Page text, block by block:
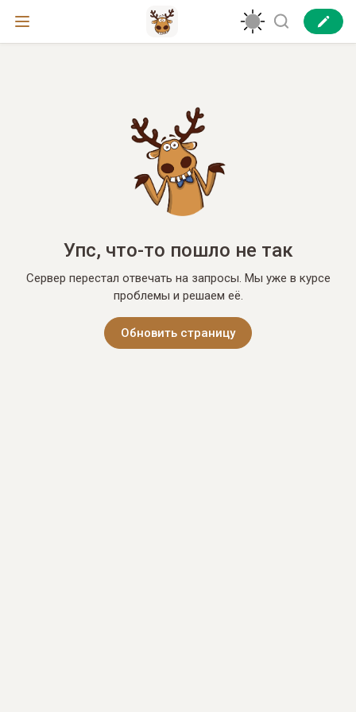
Упс, что-то пошло не так
Сервер перестал отвечать на запросы. Мы уже в курсе
проблемы и решаем её.
Обновить страницу